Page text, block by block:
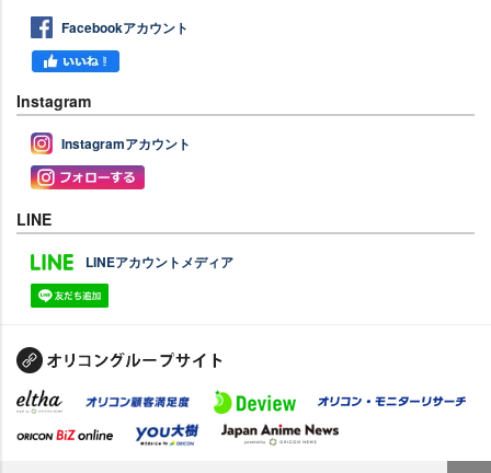
Facebookアカウント
Instagram
Instagramアカウント
LINE
LINEアカウントメディア